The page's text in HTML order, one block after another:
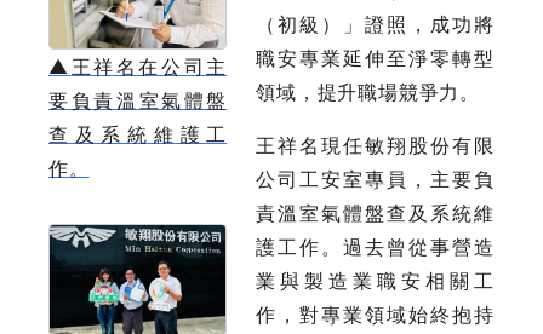
▲王祥名在公司主
要負責溫室氣體盤
查及系統維護工
作。
（初級）」證照，成功將
職安專業延伸至淨零轉型
領域，提升職場競爭力。
王祥名現任敏翔股份有限
公司工安室專員，主要負
責溫室氣體盤查及系統維
護工作。過去曾從事營造
業與製造業職安相關工
作，對專業領域始終抱持